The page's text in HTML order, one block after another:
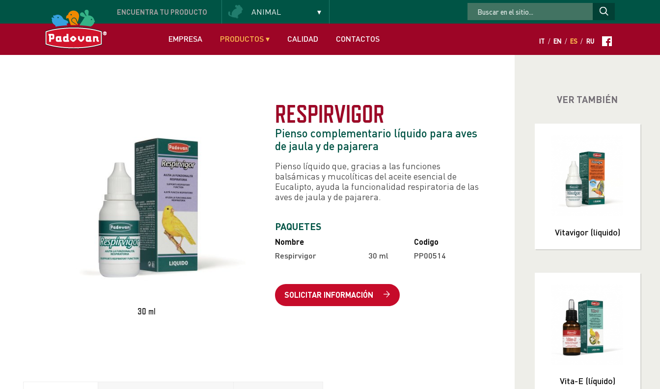
ENCUENTRA TU PRODUCTO ANIMAL
EMPRESA PRODUCTOS▾ CALIDAD CONTACTOS IT / EN / ES / RU
VER TAMBIÉN
Vitavigor (liquido)
Vita-E (líquido)
30 ml
RESPIRVIGOR
Pienso complementario líquido para aves
de jaula y de pajarera
Pienso líquido que, gracias a las funciones
balsámicas y mucolíticas del aceite esencial de
Eucalipto, ayuda la funcionalidad respiratoria de las
aves de jaula y de pajarera.
PAQUETES
Nombre
Codigo
Respirvigor
30 ml PP00514
SOLICITAR INFORMACIÓN